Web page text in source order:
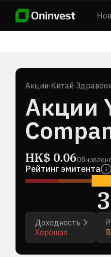
Акции·Китай·
Акции
HK$ 0.06
Рейтинг эмитента
3
Доходность
Хорошая